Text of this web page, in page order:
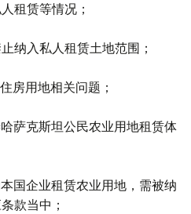
租赁等情况；
纳入私人租赁土地范围；
房用地相关问题；
萨克斯坦公民农业用地租赁体
国企业租赁农业用地，需被纳
款当中；